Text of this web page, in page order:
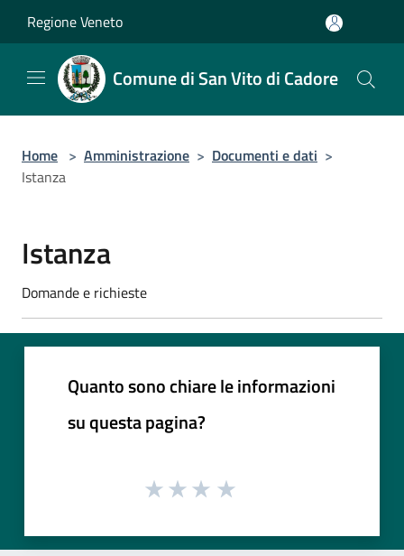
Regione Veneto
Comune di San Vito di Cadore
Home > Amministrazione > Documenti e dati >
Istanza
Istanza
Domande e richieste
Quanto sono chiare le informazioni
su questa pagina?